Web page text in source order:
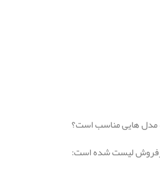
پرفروش لیست شده است: